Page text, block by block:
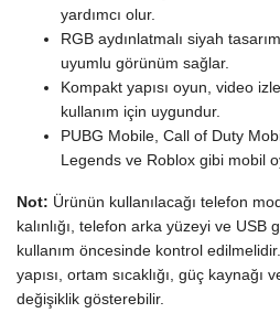
yardımcı olur.
RGB aydınlatmalı siyah
uyumlu görünüm sağlar.
Kompakt yapısı oyun, video
kullanım için uygundur.
PUBG Mobile, Call of Duty
Legends ve Roblox gibi mobil
Not: Ürünün kullanılacağı telefon
kalınlığı, telefon arka yüzeyi ve USB
kullanım öncesinde kontrol
yapısı, ortam sıcaklığı, güç kaynağı
değişiklik gösterebilir.